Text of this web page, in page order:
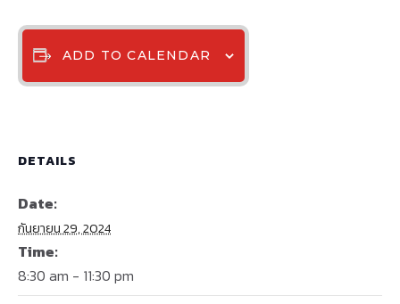
ADD TO CALENDAR
DETAILS
Date:
กันยายน 29, 2024
Time:
8:30 am - 11:30 pm